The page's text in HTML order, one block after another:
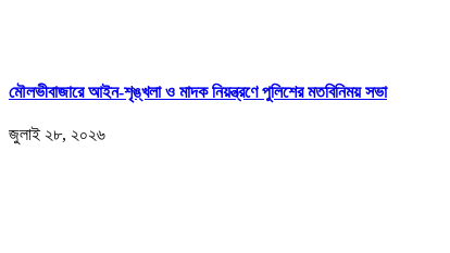
মৌলভীবাজারে আইন-শৃঙ্খলা ও মাদক নিয়ন্ত্রণে পুলিশের মতবিনিময় সভা
জুলাই ২৮, ২০২৬